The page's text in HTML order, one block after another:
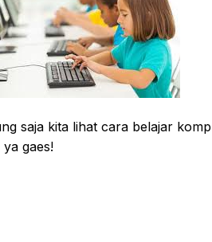
saja kita lihat cara belajar
gaes!